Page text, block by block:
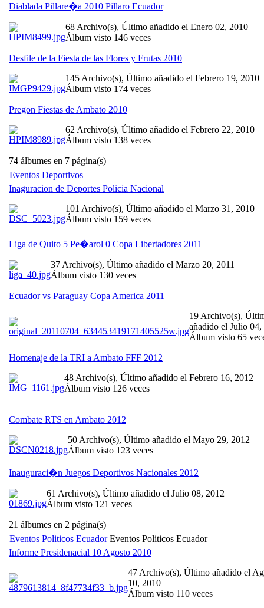
Diablada Pillare�a 2010 Pillaro Ecuador
68 Archivo(s), Último añadido el Enero 02, 2010
Álbum visto 146 veces
Desfile de la Fiesta de las Flores y Frutas 2010
145 Archivo(s), Último añadido el Febrero 19, 2010
Álbum visto 174 veces
Pregon Fiestas de Ambato 2010
62 Archivo(s), Último añadido el Febrero 22, 2010
Álbum visto 138 veces
74 álbumes en 7 página(s)
Eventos Deportivos
Inaguracion de Deportes Policia Nacional
101 Archivo(s), Último añadido el Marzo 31, 2010
Álbum visto 159 veces
Liga de Quito 5 Pe�arol 0 Copa Libertadores 2011
37 Archivo(s), Último añadido el Marzo 20, 2011
Álbum visto 130 veces
Ecuador vs Paraguay Copa America 2011
19 Archivo(s),
añadido el Julio 04,
Álbum visto 65
Homenaje de la TRI a Ambato FFF 2012
48 Archivo(s), Último añadido el Febrero 16, 2012
Álbum visto 126 veces
Combate RTS en Ambato 2012
50 Archivo(s), Último añadido el Mayo 29, 2012
Álbum visto 123 veces
Inauguraci�n Juegos Deportivos Nacionales 2012
61 Archivo(s), Último añadido el Julio 08, 2012
Álbum visto 121 veces
21 álbumes en 2 página(s)
Eventos Politicos EcuadorEventos Politicos Ecuador
Informe Presidenacial 10 Agosto 2010
47 Archivo(s), Último añadido el
10, 2010
Álbum visto 110 veces